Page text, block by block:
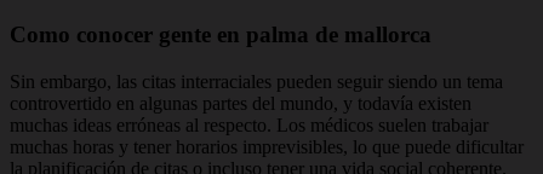
Como conocer gente en palma de mallorca
Sin embargo, las citas interraciales pueden seguir siendo un tema
controvertido en algunas partes del mundo, y todavía existen
muchas ideas erróneas al respecto. Los médicos suelen trabajar
muchas horas y tener horarios imprevisibles, lo que puede dificultar
la planificación de citas o incluso tener una vida social coherente.